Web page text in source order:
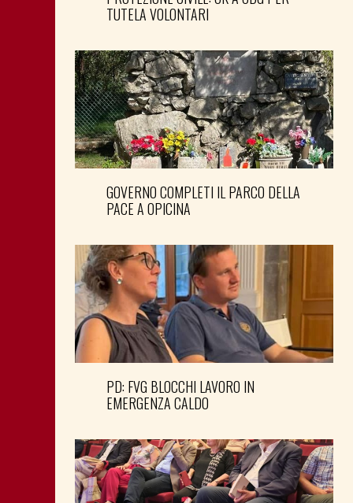
TUTELA VOLONTARI
GOVERNO COMPLETI IL PARCO DELLA
PACE A OPICINA
PD: FVG BLOCCHI LAVORO IN
EMERGENZA CALDO